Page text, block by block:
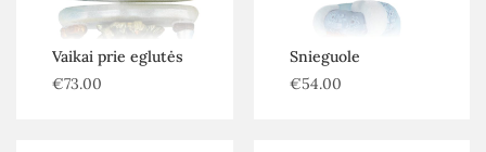
Vaikai prie eglutės
€73.00
Snieguole
€54.00